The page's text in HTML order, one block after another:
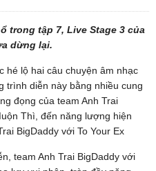
trong tập 7, Live Stage 3 của
dừng lại.
hé lộ hai câu chuyện âm nhạc
trình diễn này bằng nhiều cung
đọng của team Anh Trai
Thì, đến năng lượng hiện
BigDaddy với To Your Ex
team Anh Trai BigDaddy với